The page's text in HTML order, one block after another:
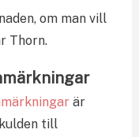
om man vill
Thorn.
är
till